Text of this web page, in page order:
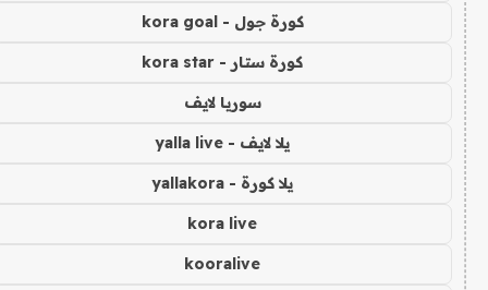
كورة جول - kora goal
كورة ستار - kora star
سوريا لايف
يلا لايف - yalla live
يلا كورة - yallakora
kora live
kooralive